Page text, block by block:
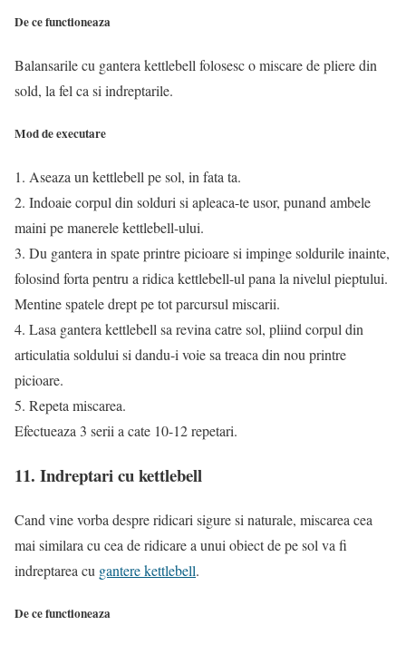
De ce functioneaza
Balansarile cu gantera kettlebell folosesc o miscare de pliere din
sold, la fel ca si indreptarile.
Mod de executare
1. Aseaza un kettlebell pe sol, in fata ta.
2. Indoaie corpul din solduri si apleaca-te usor, punand ambele
maini pe manerele kettlebell-ului.
3. Du gantera in spate printre picioare si impinge soldurile inainte,
folosind forta pentru a ridica kettlebell-ul pana la nivelul pieptului.
Mentine spatele drept pe tot parcursul miscarii.
4. Lasa gantera kettlebell sa revina catre sol, pliind corpul din
articulatia soldului si dandu-i voie sa treaca din nou printre
picioare.
5. Repeta miscarea.
Efectueaza 3 serii a cate 10-12 repetari.
11. Indreptari cu kettlebell
Cand vine vorba despre ridicari sigure si naturale, miscarea cea
mai similara cu cea de ridicare a unui obiect de pe sol va fi
indreptarea cu gantere kettlebell.
De ce functioneaza